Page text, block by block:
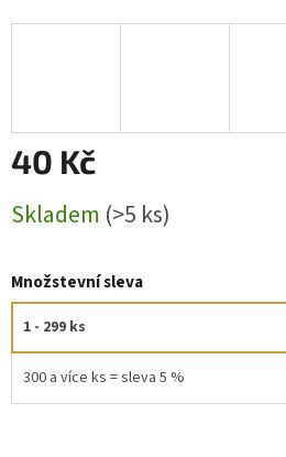
40 Kč
cena:
Skladem (>5 ks)
Množstevní sleva
1 - 299 ks
300 a více ks = sleva 5 %